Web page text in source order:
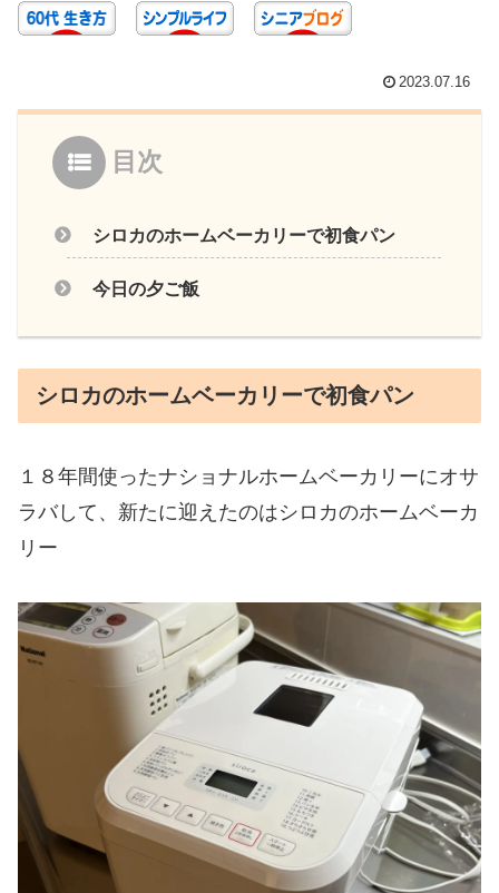
2023.07.16
目次
シロカのホームベーカリーで初食パン
今日の夕ご飯
シロカのホームベーカリーで初食パン
１８年間使ったナショナルホームベーカリーにオサ
ラバして、新たに迎えたのはシロカのホームベーカ
リー